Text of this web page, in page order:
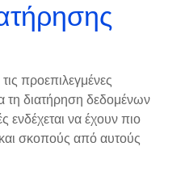
προεπιλεγμένες
τη διατήρηση δεδομένων
ενδέχεται να έχουν πιο
σκοπούς από αυτούς